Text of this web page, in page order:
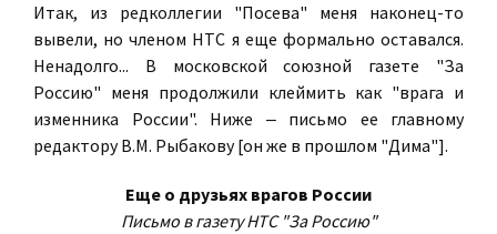
Итак, из редколлегии "Посева" меня наконец-то
вывели, но членом НТС я еще формально оставался.
Ненадолго... В московской союзной газете "За
Россию" меня продолжили клеймить как "врага и
изменника России". Ниже ‒ письмо ее главному
редактору В.М. Рыбакову [он же в прошлом "Дима"].
Еще о друзьях врагов России
Письмо в газету НТС "За Россию"